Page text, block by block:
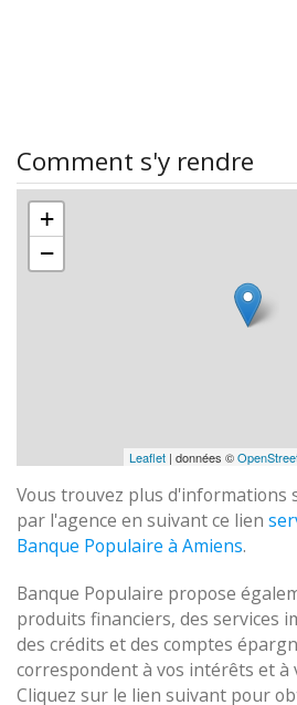
Comment s'y rendre
+
−
Leaflet | données ©
Vous trouvez plus d'informations
par l'agence en suivant ce lien
Banque Populaire à Amiens.
Banque Populaire propose
produits financiers, des services
des crédits et des comptes
correspondent à vos intérêts et à
Cliquez sur le lien suivant pour